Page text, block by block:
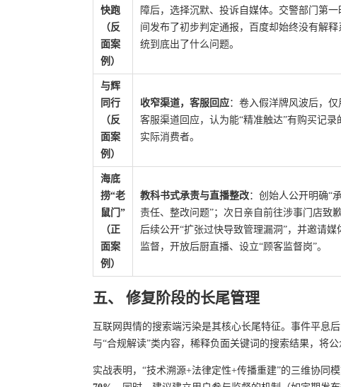
快跑
（反
面案
例）
障后，选择沉默、投诉自媒体。交警部门第一
间发布了初步判定通报，百度却始终没有解释
统到底出了什么问题。
与辉
同行
（反
面案
例）
收窄渠道，客服回应：卷入假洋牌风波后，仅
客服渠道回应，认为能“精准触达”有购买记录
实际消费者。
海底
捞“老
鼠门”
（正
面案
例）
教科书式承责与直播整改：创始人公开明确“
责任、整改问题”；次日亲自前往涉事门店致歉
后续公开“扩张过快导致管理漏洞”，并邀请媒
监督，开放后厨直播、设立“顾客监督岗”。
五、 修复阶段的长尾管理
互联网舆情的搜索端污染是其核心长尾特征。事件平息
与“合规解读”类内容，稀释负面关键词的搜索结果，将公
实战表明，“技术溯源+法律定性+传播重建”的三维协同